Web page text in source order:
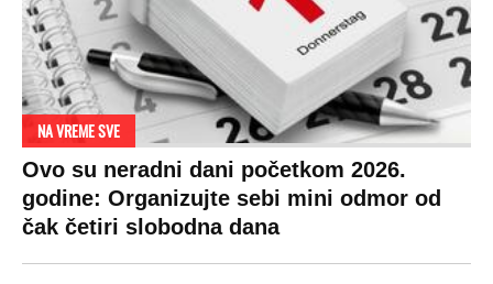
NA VREME SVE
Ovo su neradni dani početkom 2026.
godine: Organizujte sebi mini odmor od
čak četiri slobodna dana